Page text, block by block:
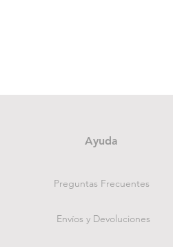
Ayuda
Preguntas Frecuentes
Envíos y Devoluciones